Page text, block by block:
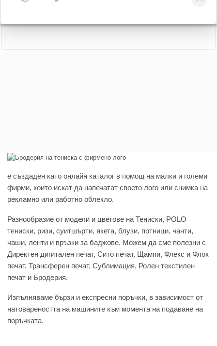
e създаден като онлайн каталог в помощ на малки и големи
фирми, които искат да напечатат своето лого или снимка на
рекламно или работно облекло.
Разнообразие от модели и цветове на Тениски, POLO
тениски, ризи, суитшърти, якета, блузи, потници, чанти,
чаши, ленти и връзки за баджове. Можем да сме полезни с
Директен дигитален печат, Сито печат, Щампи, Флекс и Флок
печат, Трансферен печат, Сублимация, Ролен текстилен
печат и Бродерия.
Изпълняваме бързи и експресни поръчки, в зависимост от
натовареността на машините към момента на подаване на
поръчката.